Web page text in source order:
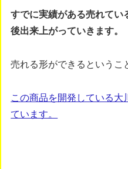
すでに実績がある売れてい
後出来上がっていきます。
売れる形ができるというこ
この商品を開発している
ています。